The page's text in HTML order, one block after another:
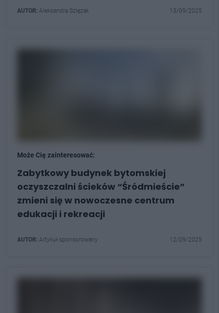
AUTOR: Aleksandra Szlęzak 13/09/2025
Może Cię zainteresować:
Zabytkowy budynek bytomskiej
oczyszczalni ścieków “Śródmieście”
zmieni się w nowoczesne centrum
edukacji i rekreacji
AUTOR: Artykuł sponsorowany 12/09/2025